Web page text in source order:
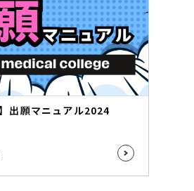
出願マニュアル2024